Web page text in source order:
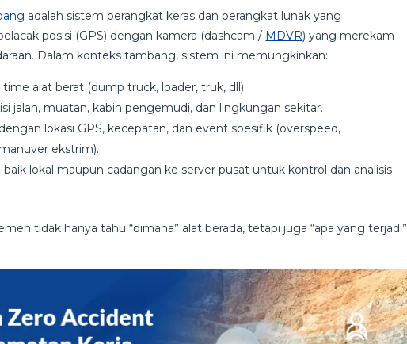
adalah sistem perangkat keras dan perangkat lunak yang
posisi (GPS) dengan kamera (dashcam / MDVR) yang merekam
Dalam konteks tambang, sistem ini memungkinkan:
alat berat (dump truck, loader, truk, dll).
jalan, muatan, kabin pengemudi, dan lingkungan sekitar.
lokasi GPS, kecepatan, dan event spesifik (overspeed,
ekstrim).
lokal maupun cadangan ke server pusat untuk kontrol dan analisis
tidak hanya tahu “dimana” alat berada, tetapi juga “apa yang terjadi”